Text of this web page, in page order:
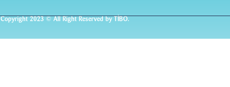
Copyright 2023 © All Right Reserved by TİBO.